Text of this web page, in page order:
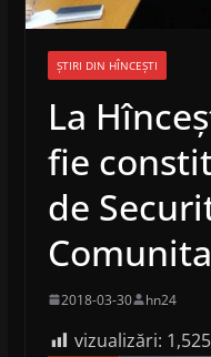
ȘTIRI DIN HÎNCEȘTI
La
fie
de
2018-03-30 hn24
vizualizări: 1,525